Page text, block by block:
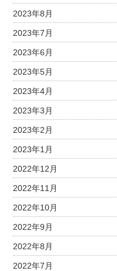
2023年8月
2023年7月
2023年6月
2023年5月
2023年4月
2023年3月
2023年2月
2023年1月
2022年12月
2022年11月
2022年10月
2022年9月
2022年8月
2022年7月